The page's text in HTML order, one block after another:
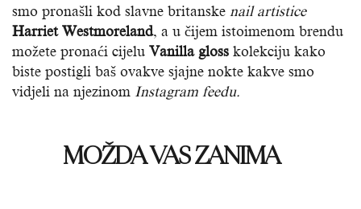
smo pronašli kod slavne britanske nail artistice
Harriet Westmoreland, a u čijem istoimenom brendu
možete pronaći cijelu Vanilla gloss kolekciju kako
biste postigli baš ovakve sjajne nokte kakve smo
vidjeli na njezinom Instagram feedu.
MOŽDA VAS ZANIMA